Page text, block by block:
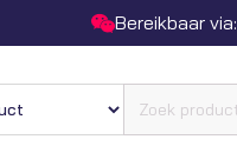
Bereikbaar